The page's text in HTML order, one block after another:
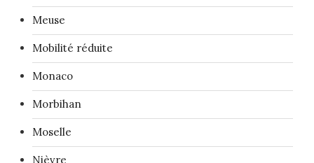
Meuse
Mobilité réduite
Monaco
Morbihan
Moselle
Nièvre